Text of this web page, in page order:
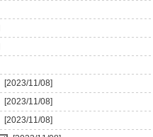
[2023/11/08]
[2023/11/08]
[2023/11/08]